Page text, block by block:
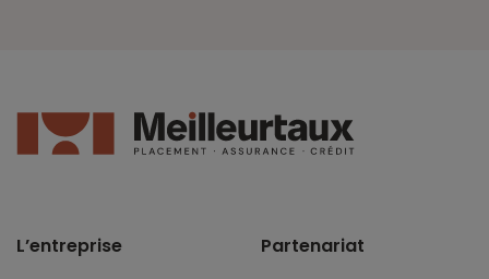
L’entreprise Partenariat